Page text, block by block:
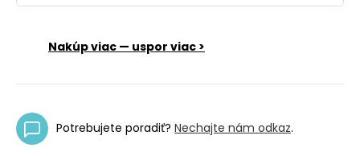
Nakúp viac — uspor viac >
Potrebujete poradiť? Nechajte nám odkaz.